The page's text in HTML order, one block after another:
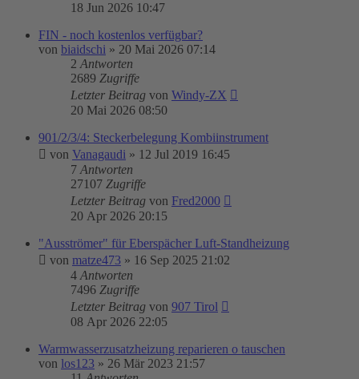
18 Jun 2026 10:47
FIN - noch kostenlos verfügbar?
von biaidschi » 20 Mai 2026 07:14
2 Antworten
2689 Zugriffe
Letzter Beitrag von Windy-ZX
20 Mai 2026 08:50
901/2/3/4: Steckerbelegung Kombiinstrument
von Vanagaudi » 12 Jul 2019 16:45
7 Antworten
27107 Zugriffe
Letzter Beitrag von Fred2000
20 Apr 2026 20:15
"Ausströmer" für Eberspächer Luft-Standheizung
von matze473 » 16 Sep 2025 21:02
4 Antworten
7496 Zugriffe
Letzter Beitrag von 907 Tirol
08 Apr 2026 22:05
Warmwasserzusatzheizung reparieren o tauschen
von los123 » 26 Mär 2023 21:57